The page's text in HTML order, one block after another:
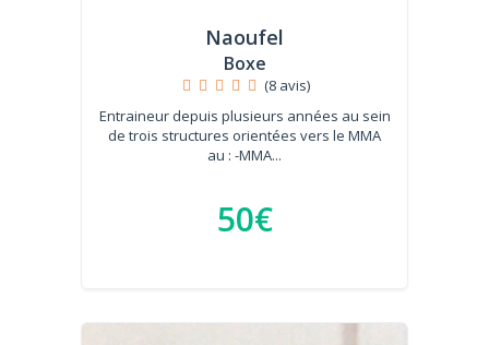
Naoufel
Boxe
(8 avis)
Entraineur depuis plusieurs années au sein
de trois structures orientées vers le MMA
au : -MMA...
50€